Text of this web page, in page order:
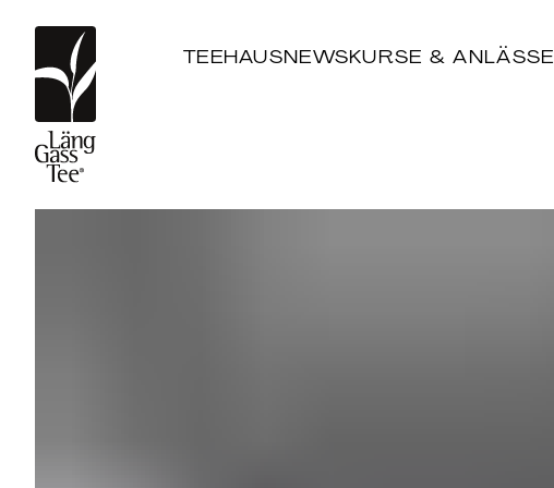
TEEHAUSNEWSKURSE & ANLÄSSE